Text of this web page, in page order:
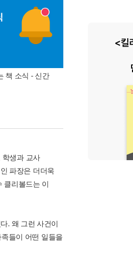
책 소식 - 신간
학생과 교사
파장은 더더욱
클리볼드는 이
. 왜 그런 사건이
들이 어떤 일들을